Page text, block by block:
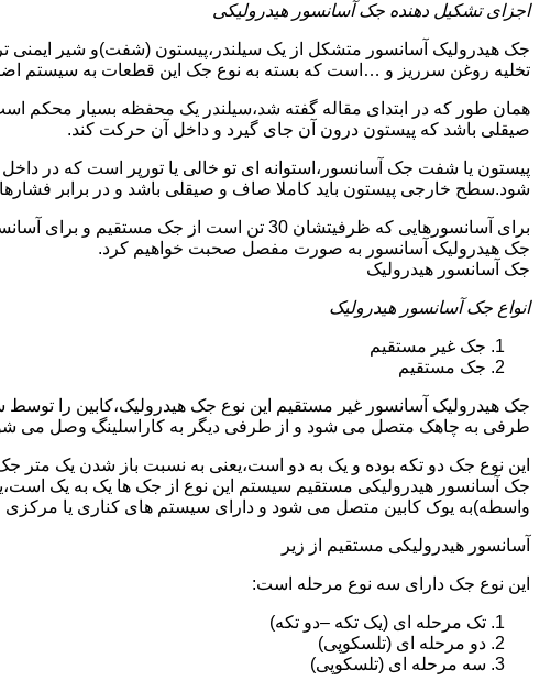
اجزای تشکیل دهنده جک آسانسور هیدرولیکی
جک هیدرولیک آسانسور متشکل از یک سیلندر،پیستون (شفت)و شیر ایمنی
تخلیه روغن سرریز و …است که بسته به نوع جک این قطعات به سیستم
همان طور که در ابتدای مقاله گفته شد،سیلندر یک محفظه بسیار محکم
صیقلی باشد که پیستون درون آن جای گیرد و داخل آن حرکت کند.
پیستون یا شفت جک آسانسور،استوانه ای تو خالی یا تورپر است که در
شود.سطح خارجی پیستون باید کاملا صاف و صیقلی باشد و در برابر
جک هیدرولیک آسانسور به صورت مفصل صحبت خواهیم کرد.
جک آسانسور هیدرولیک
انواع جک آسانسور هیدرولیک
جک غیر مستقیم
جک مستقیم
جک هیدرولیک آسانسور غیر مستقیم این نوع جک هیدرولیک،کابین را
طرفی به چاهک متصل می شود و از طرفی دیگر به کاراسلینگ وصل می
این نوع جک دو تکه بوده و یک به دو است،یعنی به نسبت باز شدن یک متر
جک آسانسور هیدرولیکی مستقیم سیستم این نوع از جک ها یک به یک
واسطه)به یوک کابین متصل می شود و دارای سیستم های کناری یا
آسانسور هیدرولیکی مستقیم از زیر
این نوع جک دارای سه نوع مرحله است:
تک مرحله ای (یک تکه –دو تکه)
دو مرحله ای (تلسکوپی)
سه مرحله ای (تلسکوپی)